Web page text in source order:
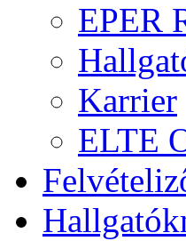
EPER
Karrier
ELTE